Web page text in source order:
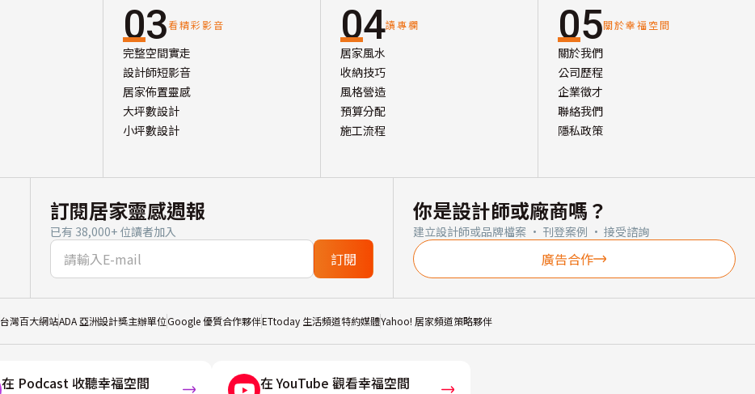
03看精彩影音
完整空間實走
設計師短影音
居家佈置靈感
大坪數設計
小坪數設計
04讀專欄
居家風水
收納技巧
風格營造
預算分配
施工流程
05關於幸福空間
關於我們
公司歷程
企業徵才
聯絡我們
隱私政策
訂閱居家靈感週報
已有 38,000+ 位讀者加入
訂閱
你是設計師或廠商嗎？
建立設計師或品牌檔案 · 刊登案例 · 接受諮詢
廣告合作
台灣百大網站ADA 亞洲設計獎主辦單位Google 優質合作夥伴ETtoday 生活頻道特約媒體Yahoo! 居家頻道策略夥伴
在 Podcast 收聽幸福空間 在 YouTube 觀看幸福空間